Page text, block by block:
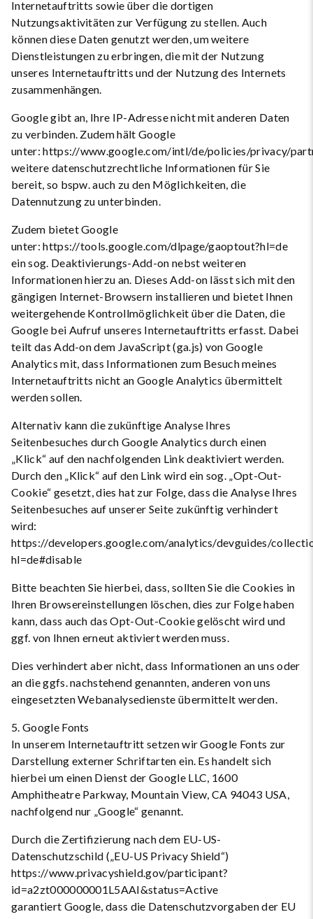
Internetauftritts sowie über die dortigen
Nutzungsaktivitäten zur Verfügung zu stellen. Auch
können diese Daten genutzt werden, um weitere
Dienstleistungen zu erbringen, die mit der Nutzung
unseres Internetauftritts und der Nutzung des Internets
zusammenhängen.
Google gibt an, Ihre IP-Adresse nicht mit anderen Daten
zu verbinden. Zudem hält Google
unter: https://www.google.com/intl/de/policies/privacy/
weitere datenschutzrechtliche Informationen für Sie
bereit, so bspw. auch zu den Möglichkeiten, die
Datennutzung zu unterbinden.
Zudem bietet Google
unter: https://tools.google.com/dlpage/gaoptout?hl=de
ein sog. Deaktivierungs-Add-on nebst weiteren
Informationen hierzu an. Dieses Add-on lässt sich mit den
gängigen Internet-Browsern installieren und bietet Ihnen
weitergehende Kontrollmöglichkeit über die Daten, die
Google bei Aufruf unseres Internetauftritts erfasst. Dabei
teilt das Add-on dem JavaScript (ga.js) von Google
Analytics mit, dass Informationen zum Besuch meines
Internetauftritts nicht an Google Analytics übermittelt
werden sollen.
Alternativ kann die zukünftige Analyse Ihres
Seitenbesuches durch Google Analytics durch einen
„Klick“ auf den nachfolgenden Link deaktiviert werden.
Durch den „Klick“ auf den Link wird ein sog. „Opt-Out-
Cookie“ gesetzt, dies hat zur Folge, dass die Analyse Ihres
Seitenbesuches auf unserer Seite zukünftig verhindert
wird:
https://developers.google.com/analytics/devguides/
hl=de#disable
Bitte beachten Sie hierbei, dass, sollten Sie die Cookies in
Ihren Browsereinstellungen löschen, dies zur Folge haben
kann, dass auch das Opt-Out-Cookie gelöscht wird und
ggf. von Ihnen erneut aktiviert werden muss.
Dies verhindert aber nicht, dass Informationen an uns oder
an die ggfs. nachstehend genannten, anderen von uns
eingesetzten Webanalysedienste übermittelt werden.
5. Google Fonts
In unserem Internetauftritt setzen wir Google Fonts zur
Darstellung externer Schriftarten ein. Es handelt sich
hierbei um einen Dienst der Google LLC, 1600
Amphitheatre Parkway, Mountain View, CA 94043 USA,
nachfolgend nur „Google“ genannt.
Durch die Zertifizierung nach dem EU-US-
Datenschutzschild („EU-US Privacy Shield“)
https://www.privacyshield.gov/participant?
id=a2zt000000001L5AAI&status=Active
garantiert Google, dass die Datenschutzvorgaben der EU